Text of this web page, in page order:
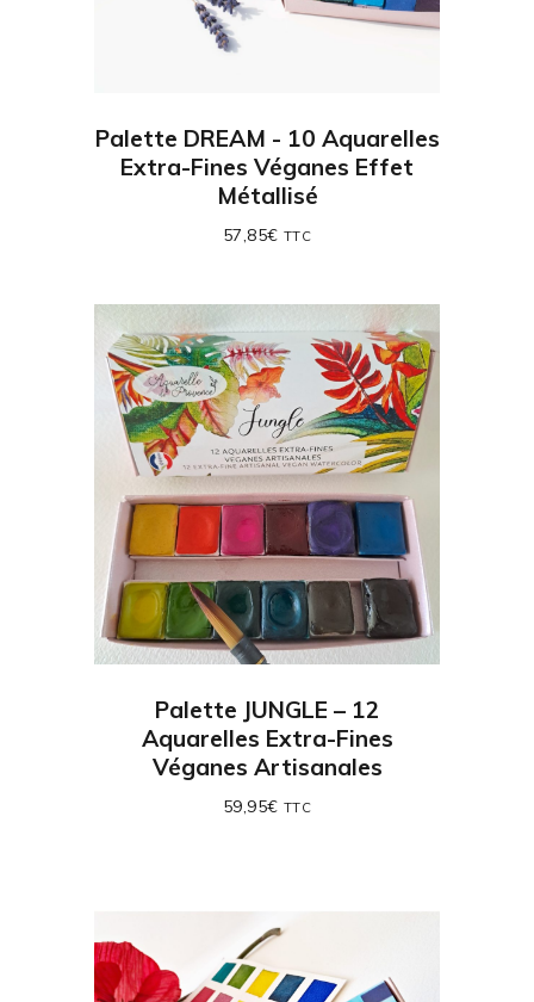
Palette DREAM - 10 Aquarelles
Extra-Fines Véganes Effet
Métallisé
57,85€ TTC
Palette JUNGLE – 12
Aquarelles Extra-Fines
Véganes Artisanales
59,95€ TTC